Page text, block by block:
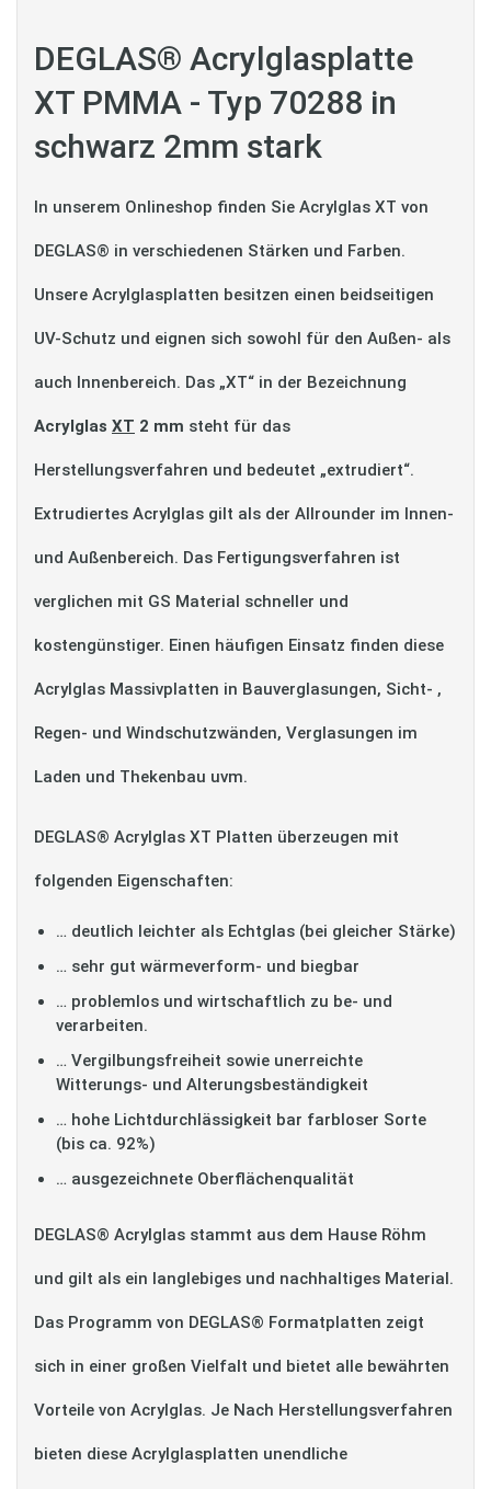
DEGLAS® Acrylglasplatte
XT PMMA - Typ 70288 in
schwarz 2mm stark
In unserem Onlineshop finden Sie Acrylglas XT von
DEGLAS® in verschiedenen Stärken und Farben.
Unsere Acrylglasplatten besitzen einen beidseitigen
UV-Schutz und eignen sich sowohl für den Außen- als
auch Innenbereich. Das „XT“ in der Bezeichnung
Acrylglas XT 2 mm steht für das
Herstellungsverfahren und bedeutet „extrudiert“.
Extrudiertes Acrylglas gilt als der Allrounder im Innen-
und Außenbereich. Das Fertigungsverfahren ist
verglichen mit GS Material schneller und
kostengünstiger. Einen häufigen Einsatz finden diese
Acrylglas Massivplatten in Bauverglasungen, Sicht- ,
Regen- und Windschutzwänden, Verglasungen im
Laden und Thekenbau uvm.
DEGLAS® Acrylglas XT Platten überzeugen mit
folgenden Eigenschaften:
… deutlich leichter als Echtglas (bei gleicher Stärke)
… sehr gut wärmeverform- und biegbar
… problemlos und wirtschaftlich zu be- und
verarbeiten.
… Vergilbungsfreiheit sowie unerreichte
Witterungs- und Alterungsbeständigkeit
… hohe Lichtdurchlässigkeit bar farbloser Sorte
(bis ca. 92%)
… ausgezeichnete Oberflächenqualität
DEGLAS® Acrylglas stammt aus dem Hause Röhm
und gilt als ein langlebiges und nachhaltiges Material.
Das Programm von DEGLAS® Formatplatten zeigt
sich in einer großen Vielfalt und bietet alle bewährten
Vorteile von Acrylglas. Je Nach Herstellungsverfahren
bieten diese Acrylglasplatten unendliche